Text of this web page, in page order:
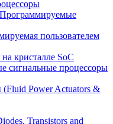
пользователем
кристалле SoC
сигнальные процессоры
Power Actuators &
Transistors and